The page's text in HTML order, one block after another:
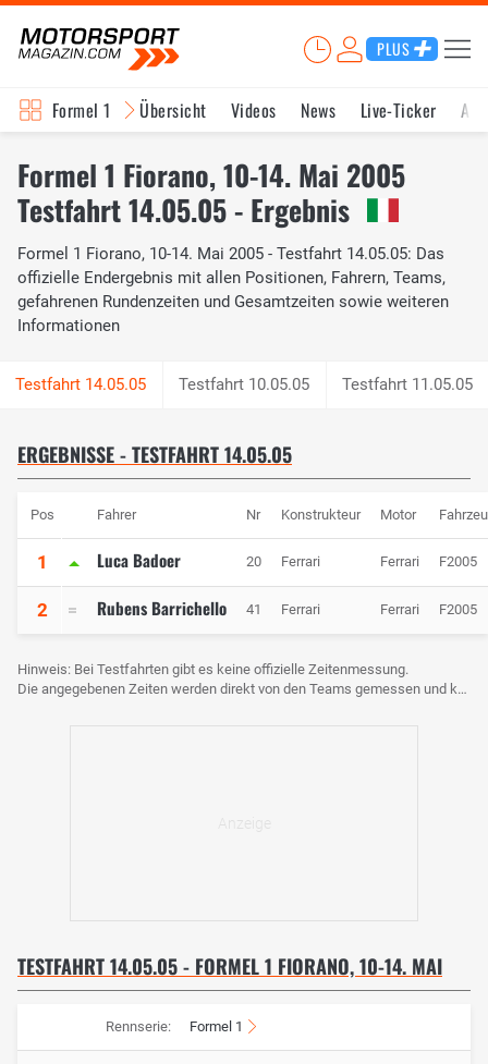
PLUS
Formel 1 Übersicht Videos News Live-Ticker
Formel 1 Fiorano, 10-14. Mai 2005
Testfahrt 14.05.05 - Ergebnis
Formel 1 Fiorano, 10-14. Mai 2005 - Testfahrt 14.05.05: Das
offizielle Endergebnis mit allen Positionen, Fahrern, Teams,
gefahrenen Rundenzeiten und Gesamtzeiten sowie weiteren
Informationen
Testfahrt 10.05.05 Testfahrt 11.05.05
ERGEBNISSE - TESTFAHRT 14.05.05
Pos Fahrer Nr Konstrukteur Motor
1 Luca Badoer 20 Ferrari Ferrari F2005
2 Rubens Barrichello 41 Ferrari Ferrari F2005
Hinweis: Bei Testfahrten gibt es keine offizielle Zeitenmessung.
Die angegebenen Zeiten werden direkt von den Teams gemessen und können voneinander abweichen.
TESTFAHRT 14.05.05 - FORMEL 1 FIORANO, 10-14. MAI
Rennserie: Formel 1